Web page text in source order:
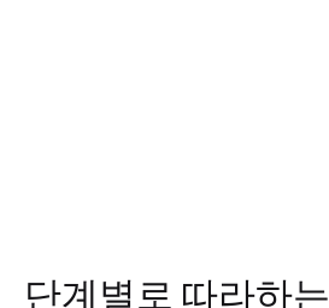
단계별로 따라하